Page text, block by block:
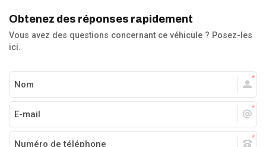
Obtenez des réponses rapidement
Vous avez des questions concernant ce véhicule ? Posez-les
ici.